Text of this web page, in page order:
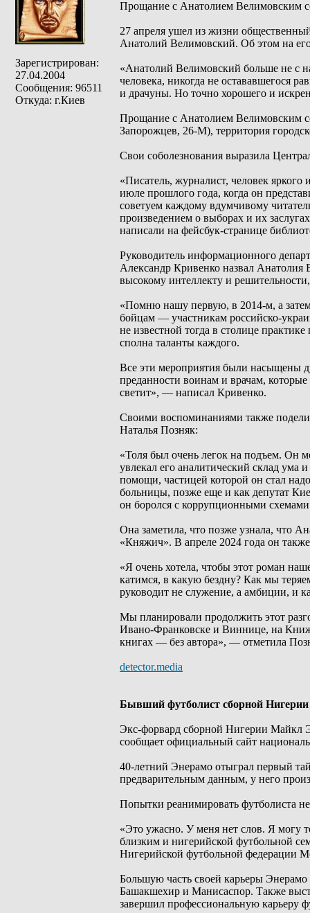
Зарегистрирован:
27.04.2004
Сообщения: 96511
Откуда: г.Киев
Прощание с Анатолием Велимовским
27 апреля ушел из жизни
Анатолий Велимовский. Об этом на
«Анатолий Велимовский больше не с
человека, никогда не остававшегося
и драчуны. Но точно хорошего и
Прощание с Анатолием Велимовским
Запорожцев, 26-М), территория
Свои соболезнования выразила
«Писатель, журналист, человек
июле прошлого года, когда он
советуем каждому вдумчивому
произведением о выборах и их
написали на фейсбук-странице
Руководитель информационного
Александр Кривенко назвал
высокому интеллекту и
«Помню нашу первую, в 2014-м, а
бойцам — участникам российско-
не известной тогда в столице
сполна таланты каждого.
Все эти мероприятия были насыщены
преданности воинам и врачам,
светит», — написал Кривенко.
Своими воспоминаниями также
Наталья Позняк:
«Толя был очень легок на подъем. Он
увлекал его аналитический склад
помощи, частицей которой он стал
больницы, позже еще и как депутат
он боролся с коррупционными
Она заметила, что позже узнала, что
«Княжич». В апреле 2024 года он
«Я очень хотела, чтобы этот роман
катимся, в какую бездну? Как мы
руководит не служение, а амбиции, и
Мы планировали продолжить этот
Ивано-Франковске и Виннице, на
книгах — без автора», — отметила
detector.media
Бывший футболист сборной
Экс-форвард сборной Нигерии Майкл
сообщает официальный сайт
40-летний Энерамо отыграл первый
предварительным данным, у него
Попытки реанимировать футболиста
«Это ужасно. У меня нет слов. Я могу
близким и нигерийской футбольной
Нигерийской футбольной федерации
Большую часть своей карьеры
Башакшехир и Манисаспор. Также
завершил профессиональную карьеру